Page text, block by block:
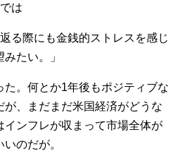
は
る際にも金銭的ストレスを感じ
たい。」
た。何とか1年後もポジティブな
が、まだまだ米国経済がどうな
インフレが収まって市場全体が
のだが。